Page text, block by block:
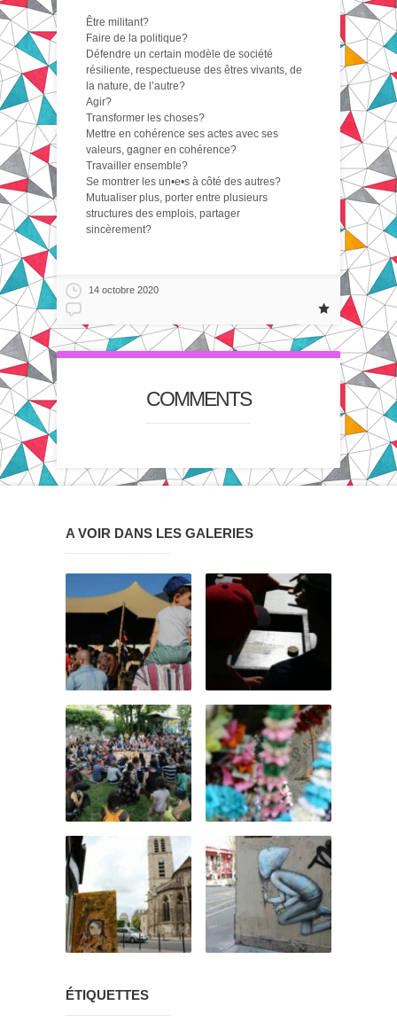
Être militant?
Faire de la politique?
Défendre un certain modèle de société
résiliente, respectueuse des êtres vivants, de
la nature, de l’autre?
Agir?
Transformer les choses?
Mettre en cohérence ses actes avec ses
valeurs, gagner en cohérence?
Travailler ensemble?
Se montrer les un•e•s à côté des autres?
Mutualiser plus, porter entre plusieurs
structures des emplois, partager
sincèrement?
14 octobre 2020
COMMENTS
A VOIR DANS LES GALERIES
ÉTIQUETTES